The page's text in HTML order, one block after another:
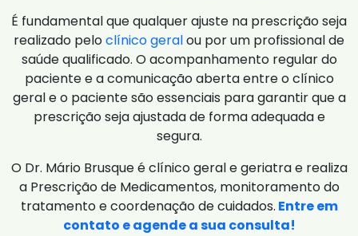
É fundamental que qualquer ajuste na prescrição seja
realizado peloclínico geralou por um profissional de
saúde qualificado. O acompanhamento regular do
paciente e a comunicação aberta entre o clínico
geral e o paciente são essenciais para garantir que a
prescrição seja ajustada de forma adequada e
segura.
O Dr. Mário Brusque é clínico geral e geriatra e realiza
a Prescrição de Medicamentos, monitoramento do
tratamento e coordenação de cuidados. Entre em
contato e agende a sua consulta!